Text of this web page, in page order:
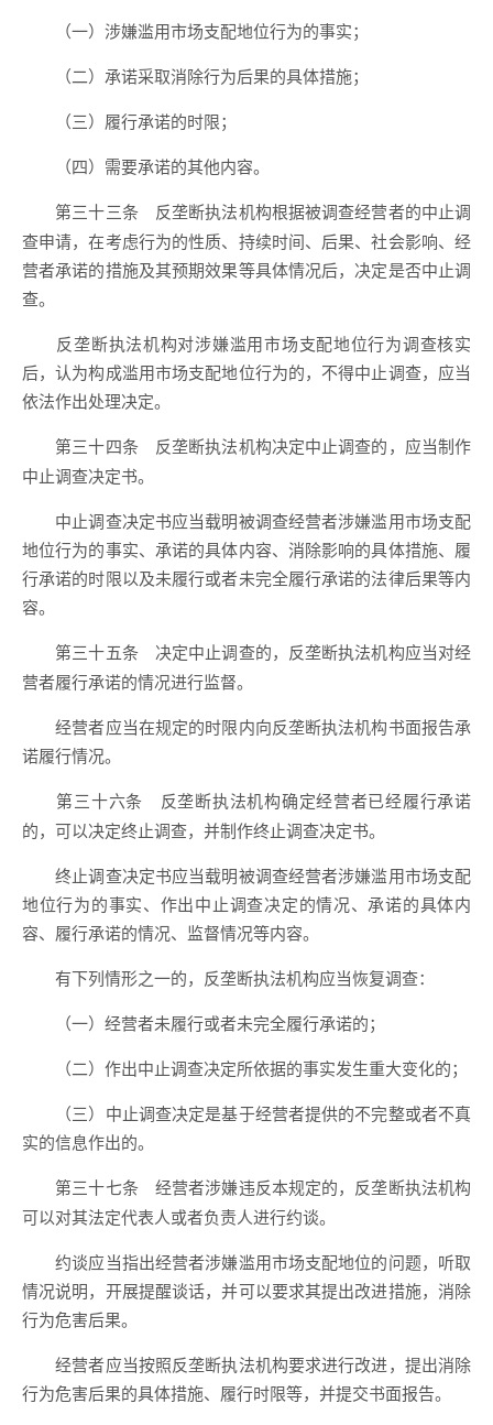
（一）涉嫌滥用市场支配地位行为的事实；
（二）承诺采取消除行为后果的具体措施；
（三）履行承诺的时限；
（四）需要承诺的其他内容。
第三十三条
反垄断执法机构根据被调查经营者的中止调
查申请，在考虑行为的性质、持续时间、后果、社会影响、经
营者承诺的措施及其预期效果等具体情况后，决定是否中止调
查。
反垄断执法机构对涉嫌滥用市场支配地位行为调查核实
后，认为构成滥用市场支配地位行为的，不得中止调查，应当
依法作出处理决定。
第三十四条
反垄断执法机构决定中止调查的，应当制作
中止调查决定书。
中止调查决定书应当载明被调查经营者涉嫌滥用市场支配
地位行为的事实、承诺的具体内容、消除影响的具体措施、履
行承诺的时限以及未履行或者未完全履行承诺的法律后果等内
容。
第三十五条 决定中止调查的，反垄断执法机构应当对经
营者履行承诺的情况进行监督。
经营者应当在规定的时限内向反垄断执法机构书面报告承
诺履行情况。
第三十六条
反垄断执法机构确定经营者已经履行承诺
的，可以决定终止调查，并制作终止调查决定书。
终止调查决定书应当载明被调查经营者涉嫌滥用市场支配
地位行为的事实、作出中止调查决定的情况、承诺的具体内
容、履行承诺的情况、监督情况等内容。
有下列情形之一的，反垄断执法机构应当恢复调查：
（一）经营者未履行或者未完全履行承诺的；
（二）作出中止调查决定所依据的事实发生重大变化的；
（三）中止调查决定是基于经营者提供的不完整或者不真
实的信息作出的。
第三十七条 经营者涉嫌违反本规定的，反垄断执法机构
可以对其法定代表人或者负责人进行约谈。
约谈应当指出经营者涉嫌滥用市场支配地位的问题，听取
情况说明，开展提醒谈话，并可以要求其提出改进措施，消除
行为危害后果。
经营者应当按照反垄断执法机构要求进行改进，提出消除
行为危害后果的具体措施、履行时限等，并提交书面报告。